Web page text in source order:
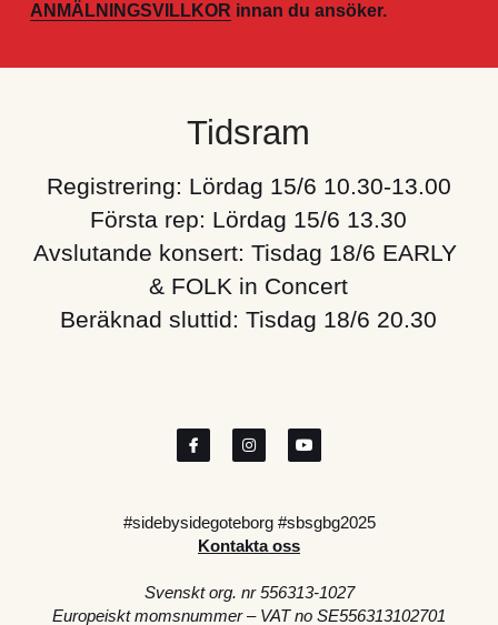
ANMÄLNINGSVILLKOR innan du ansöker.
Tidsram
Registrering: Lördag 15/6 10.30-13.00
Första rep: Lördag 15/6 13.30
Avslutande konsert: Tisdag 18/6 EARLY
& FOLK in Concert
Beräknad sluttid: Tisdag 18/6 20.30
#sidebysidegoteborg #sbsgbg2025
Kontakta oss
Svenskt org. nr 556313-1027
Europeiskt momsnummer – VAT no SE556313102701